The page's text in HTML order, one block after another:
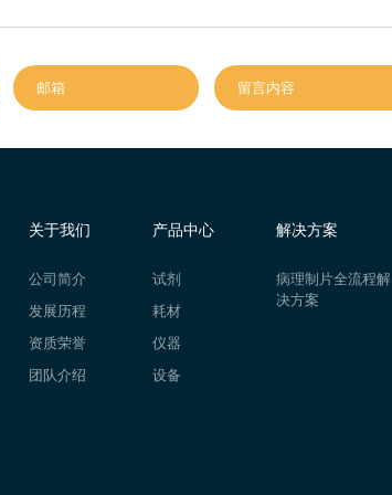
关于我们
公司简介
发展历程
资质荣誉
团队介绍
产品中心
试剂
耗材
仪器
设备
解决方案
病理制片全流程解
决方案